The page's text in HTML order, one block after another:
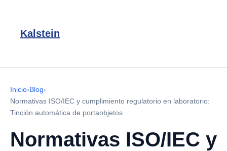
Kalstein
Inicio›Blog›
Normativas ISO/IEC y cumplimiento regulatorio en laboratorio:
Tinción automática de portaobjetos
Normativas ISO/IEC y